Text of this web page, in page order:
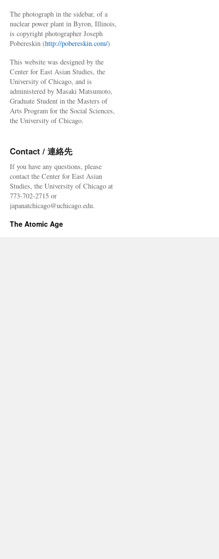
The photograph in the sidebar, of a
nuclear power plant in Byron, Illinois,
is copyright photographer Joseph
Pobereskin (http://pobereskin.com/)
This website was designed by the
Center for East Asian Studies, the
University of Chicago, and is
administered by Masaki Matsumoto,
Graduate Student in the Masters of
Arts Program for the Social Sciences,
the University of Chicago.
Contact / 連絡先
If you have any questions, please
contact the Center for East Asian
Studies, the University of Chicago at
773-702-2715 or
japanatchicago@uchicago.edu.
The Atomic Age